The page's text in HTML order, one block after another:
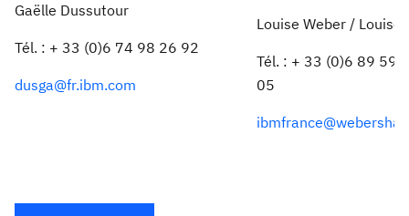
Gaëlle Dussutour
Tél. : + 33 (0)6 74 98 26 92
dusga@fr.ibm.com
Louise Weber / Louise
Tél. : + 33 (0)6 89 59
05